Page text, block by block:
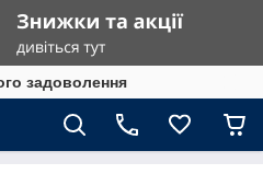
задоволення